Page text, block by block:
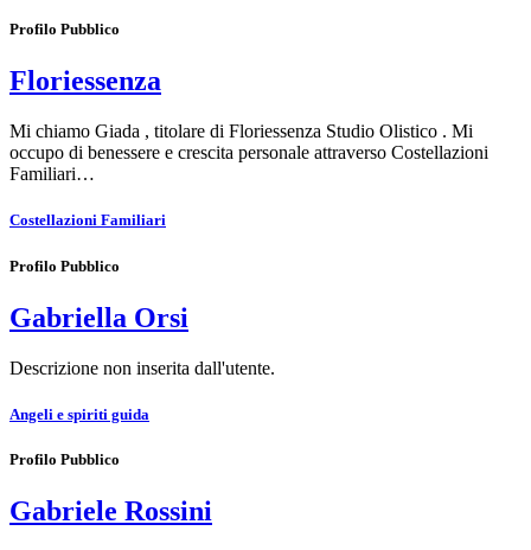
Profilo Pubblico
Floriessenza
Mi chiamo Giada , titolare di Floriessenza Studio Olistico . Mi
occupo di benessere e crescita personale attraverso Costellazioni
Familiari…
Costellazioni Familiari
Profilo Pubblico
Gabriella Orsi
Descrizione non inserita dall'utente.
Angeli e spiriti guida
Profilo Pubblico
Gabriele Rossini